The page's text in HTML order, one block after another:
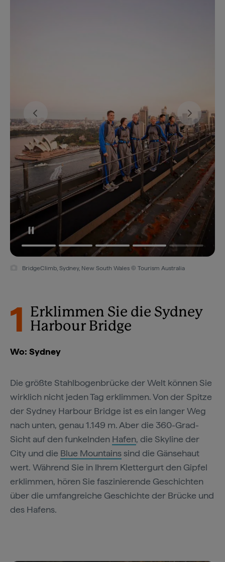
BridgeClimb, Sydney, New South Wales © Destination NSW
1
Erklimmen Sie die Sydney
Harbour Bridge
Wo: Sydney
Die größte Stahlbogenbrücke der Welt können Sie
wirklich nicht jeden Tag erklimmen. Von der Spitze
der Sydney Harbour Bridge ist es ein langer Weg
nach unten, genau 1.149 m. Aber die 360-Grad-
Sicht auf den funkelnden Hafen, die Skyline der
City und die Blue Mountainssind die Gänsehaut
wert. Während Sie in Ihrem Klettergurt den Gipfel
erklimmen, hören Sie faszinierende Geschichten
über die umfangreiche Geschichte der Brücke und
des Hafens.